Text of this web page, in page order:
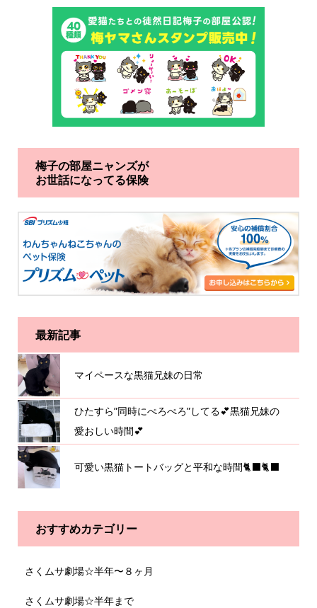
梅子の部屋ニャンズが
お世話になってる保険
最新記事
マイペースな黒猫兄妹の日常
ひたすら”同時にぺろぺろ”してる💕黒猫兄妹の
愛おしい時間💕
可愛い黒猫トートバッグと平和な時間🐈‍⬛🐈‍⬛
おすすめカテゴリー
さくムサ劇場☆半年〜８ヶ月
さくムサ劇場☆半年まで